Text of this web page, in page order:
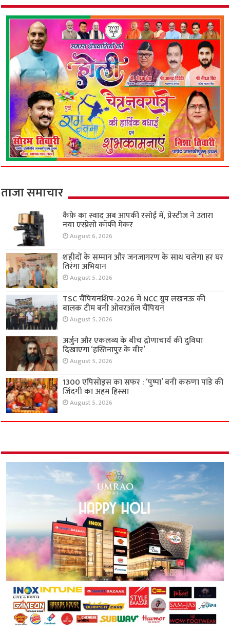
ताजा समाचार
कैफ़े का स्वाद अब आपकी रसोई में, प्रेस्टीज ने उतारा
नया एस्प्रेसो कॉफी मेकर
August 6, 2026
शहीदों के सम्मान और जनजागरण के साथ चलेगा हर घर
तिरंगा अभियान
August 5, 2026
TSC चैंपियनशिप-2026 में NCC ग्रुप लखनऊ की
बालक टीम बनी ओवरऑल चैंपियन
August 5, 2026
अर्जुन और एकलव्य के बीच द्रोणाचार्य की दुविधा
दिखाएगा ‘हस्तिनापुर के वीर’
August 5, 2026
1300 एपिसोड्स का सफर : ‘पुष्पा’ बनी करुणा पांडे की
जिंदगी का अहम हिस्सा
August 5, 2026